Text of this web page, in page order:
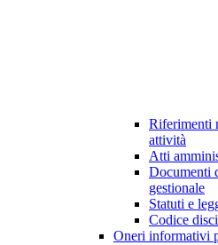
Riferimenti
attività
Atti
Documenti
gestionale
Statuti e
Codice
Oneri informativi